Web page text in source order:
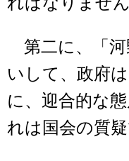
第二に、「河
いして、政府
に、迎合的な
れは国会の質